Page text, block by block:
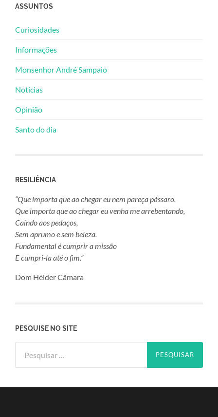
ASSUNTOS
Curiosidades
Informações
Monsenhor André Sampaio
Notícias
Opinião
Santo do dia
RESILIÊNCIA
“Que importa que ao chegar eu nem pareça pássaro.
Que importa que ao chegar eu venha me arrebentando,
Caindo aos pedaços,
Sem aprumo e sem beleza.
Fundamental é cumprir a missão
E cumpri-la até o fim.”
Dom Hélder Câmara
PESQUISE NO SITE
por: